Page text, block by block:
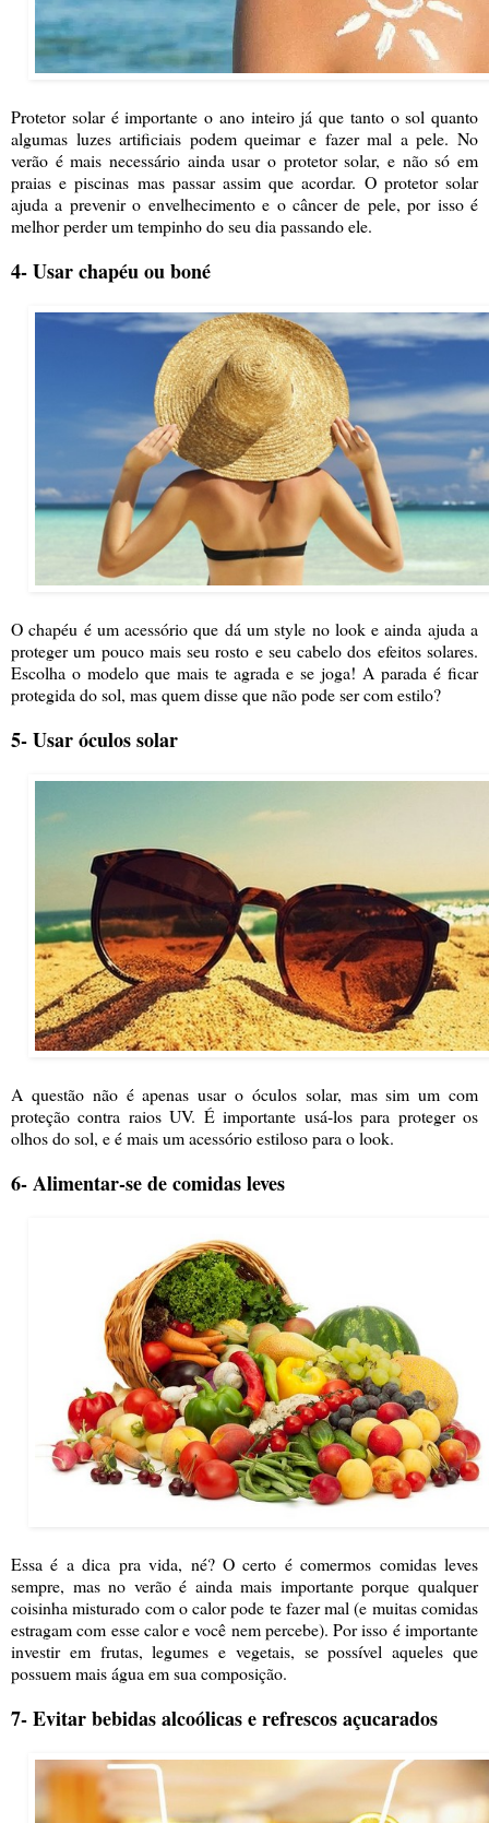
Protetor solar é importante o ano inteiro já que tanto o sol quanto
algumas luzes artificiais podem queimar e fazer mal a pele. No
verão é mais necessário ainda usar o protetor solar, e não só em
praias e piscinas mas passar assim que acordar. O protetor solar
ajuda a prevenir o envelhecimento e o câncer de pele, por isso é
melhor perder um tempinho do seu dia passando ele.
4- Usar chapéu ou boné
O chapéu é um acessório que dá um style no look e ainda ajuda a
proteger um pouco mais seu rosto e seu cabelo dos efeitos solares.
Escolha o modelo que mais te agrada e se joga! A parada é ficar
protegida do sol, mas quem disse que não pode ser com estilo?
5- Usar óculos solar
A questão não é apenas usar o óculos solar, mas sim um com
proteção contra raios UV. É importante usá-los para proteger os
olhos do sol, e é mais um acessório estiloso para o look.
6- Alimentar-se de comidas leves
Essa é a dica pra vida, né? O certo é comermos comidas leves
sempre, mas no verão é ainda mais importante porque qualquer
coisinha misturado com o calor pode te fazer mal (e muitas comidas
estragam com esse calor e você nem percebe). Por isso é importante
investir em frutas, legumes e vegetais, se possível aqueles que
possuem mais água em sua composição.
7- Evitar bebidas alcoólicas e refrescos açucarados